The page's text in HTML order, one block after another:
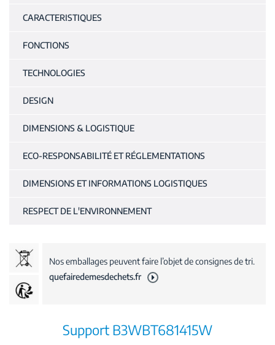
CARACTERISTIQUES
FONCTIONS
TECHNOLOGIES
DESIGN
DIMENSIONS & LOGISTIQUE
ECO-RESPONSABILITÉ ET RÉGLEMENTATIONS
DIMENSIONS ET INFORMATIONS LOGISTIQUES
RESPECT DE L'ENVIRONNEMENT
Nos emballages peuvent faire l’objet de consignes de tri.
quefairedemesdechets.fr
Support B3WBT681415W